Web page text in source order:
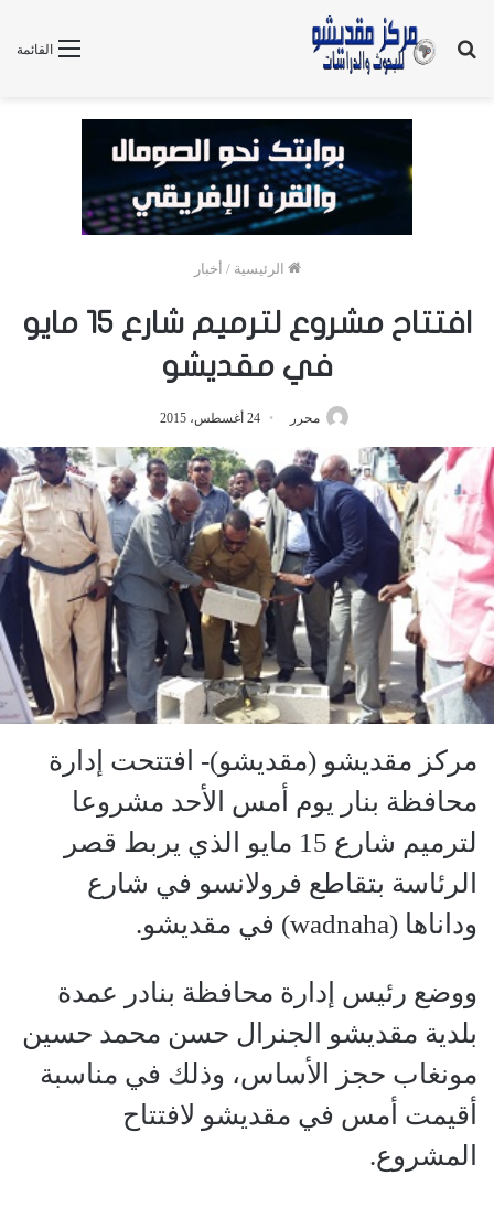
القائمة
بحث
الرئيسية / أخبار
افتتاح مشروع لترميم شارع 15 مايو
في مقديشو
محرر 24 أغسطس، 2015
مركز مقديشو (مقديشو)- افتتحت إدارة
محافظة بنار يوم أمس الأحد مشروعا
لترميم شارع 15 مايو الذي يربط قصر
الرئاسة بتقاطع فرولانسو في شارع
وداناها (wadnaha) في مقديشو.
ووضع رئيس إدارة محافظة بنادر عمدة
بلدية مقديشو الجنرال حسن محمد حسين
مونغاب حجز الأساس، وذلك في مناسبة
أقيمت أمس في مقديشو لافتتاح
المشروع.